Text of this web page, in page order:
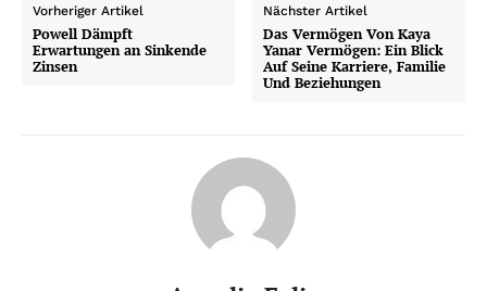
Vorheriger Artikel
Powell Dämpft
Erwartungen an Sinkende
Zinsen
Nächster Artikel
Das Vermögen Von Kaya
Yanar Vermögen: Ein Blick
Auf Seine Karriere, Familie
Und Beziehungen